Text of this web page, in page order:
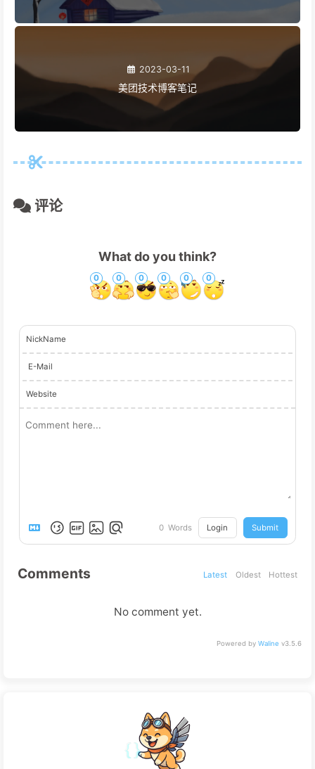
2023-03-11
美团技术博客笔记
评论
What do you think?
0 0 0 0 0 0
NickName
E-Mail
Website
0 Words Login Submit
Comments Latest Oldest Hottest
No comment yet.
Powered by Waline v3.5.6